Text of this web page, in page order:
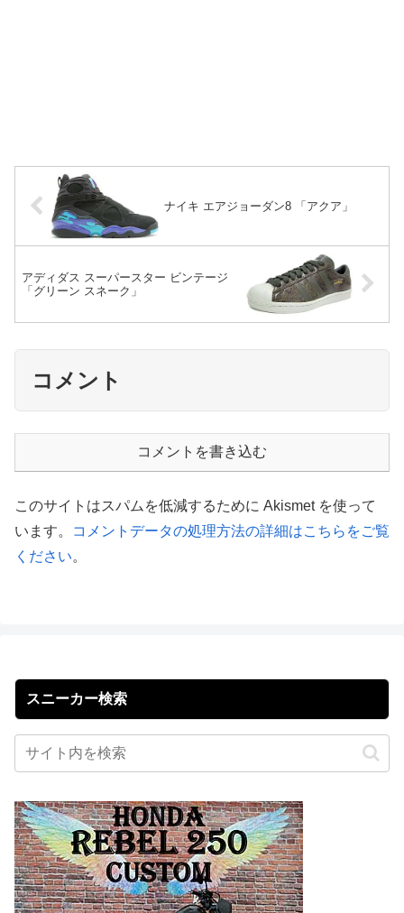
ナイキ エアジョーダン8 「アクア」
アディダス スーパースター ビンテージ
「グリーン スネーク」
コメント
コメントを書き込む
このサイトはスパムを低減するために Akismet を使って
います。
コメントデータの処理方法の詳細はこちらをご覧
ください。
スニーカー検索